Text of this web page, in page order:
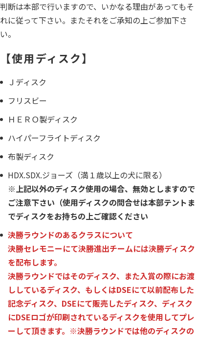
判断は本部で行いますので、いかなる理由があってもそ
れに従って下さい。またそれをご承知の上ご参加下さ
い。
【使用ディスク】
Ｊディスク
フリスビー
ＨＥＲＯ製ディスク
ハイパーフライトディスク
布製ディスク
HDX.SDX.ジョーズ（満１歳以上の犬に限る）
※上記以外のディスク使用の場合、無効としますので
ご注意下さい（使用ディスクの問合せは本部テントま
でディスクをお持ちの上ご確認ください
決勝ラウンドのあるクラスについて
決勝セレモニーにて決勝進出チームには決勝ディスク
を配布します。
決勝ラウンドではそのディスク、また入賞の際にお渡
ししているディスク、もしくはDSEにて以前配布した
記念ディスク、DSEにて販売したディスク、ディスク
にDSEロゴが印刷されているディスクを使用してプレ
ーして頂きます。※決勝ラウンドでは他のディスクの